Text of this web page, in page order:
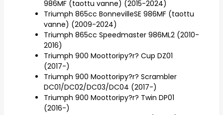
986MF (taottu vanne) (2015-2024)
Triumph 865cc BonnevilleSE 986MF (taottu
vanne) (2009-2024)
Triumph 865cc Speedmaster 986ML2 (2010-
2016)
Triumph 900 Moottoripy?r? Cup DZ01
(2017-)
Triumph 900 Moottoripy?r? Scrambler
DC01/DC02/DC03/DC04 (2017-)
Triumph 900 Moottoripy?r? Twin DP01
(2016-)